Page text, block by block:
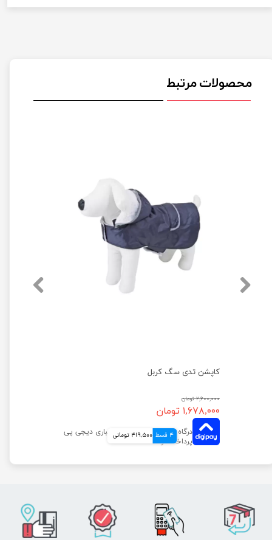
محصولات مرتبط
کاپشن تدی سگ کربل
۲,۶۰۰,۰۰۰ تومان
۱,۶۷۸,۰۰۰ تومان
4 قسط 419,500 تومانی